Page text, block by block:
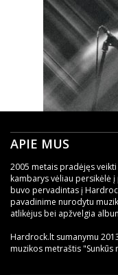
APIE MUS
2005 metais pradėjęs
kambarys vėliau persikėlė
buvo pervadintas į
pavadinime nurodytu
atlikėjus bei apžvelgia
Hardrock.lt sumanymu
muzikos metraštis "Sunkūs